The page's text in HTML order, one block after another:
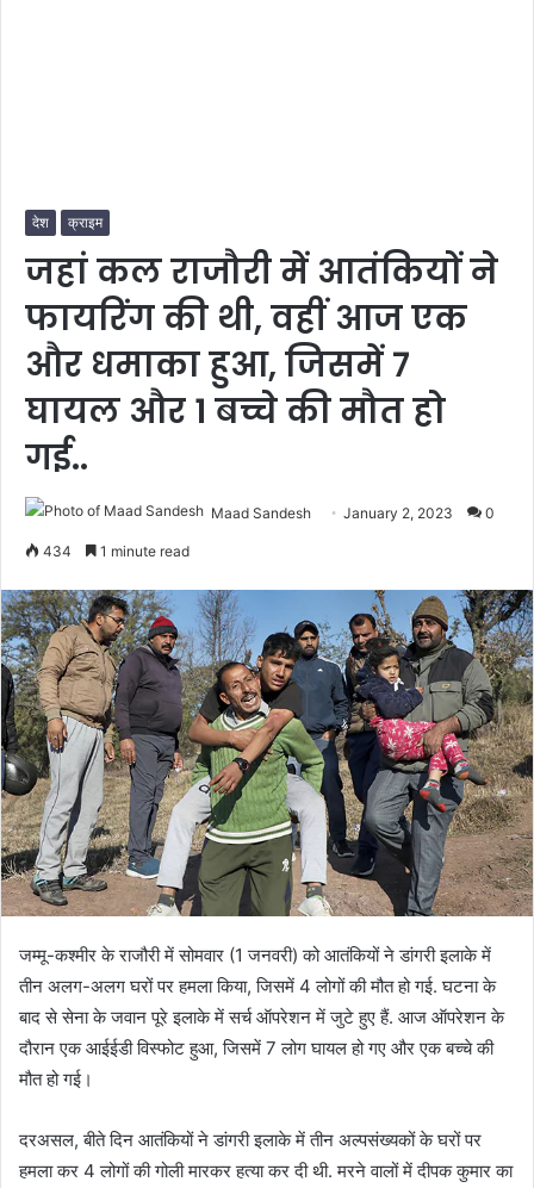
देश क्राइम
जहां कल राजौरी में आतंकियों ने
फायरिंग की थी, वहीं आज एक
और धमाका हुआ, जिसमें 7
घायल और 1 बच्चे की मौत हो
गई..
Maad Sandesh January 2, 2023 0
434 1 minute read
जम्मू-कश्मीर के राजौरी में सोमवार (1 जनवरी) को आतंकियों ने डांगरी इलाके में
तीन अलग-अलग घरों पर हमला किया, जिसमें 4 लोगों की मौत हो गई. घटना के
बाद से सेना के जवान पूरे इलाके में सर्च ऑपरेशन में जुटे हुए हैं. आज ऑपरेशन के
दौरान एक आईईडी विस्फोट हुआ, जिसमें 7 लोग घायल हो गए और एक बच्चे की
मौत हो गई।
दरअसल, बीते दिन आतंकियों ने डांगरी इलाके में तीन अल्पसंख्यकों के घरों पर
हमला कर 4 लोगों की गोली मारकर हत्या कर दी थी. मरने वालों में दीपक कुमार का